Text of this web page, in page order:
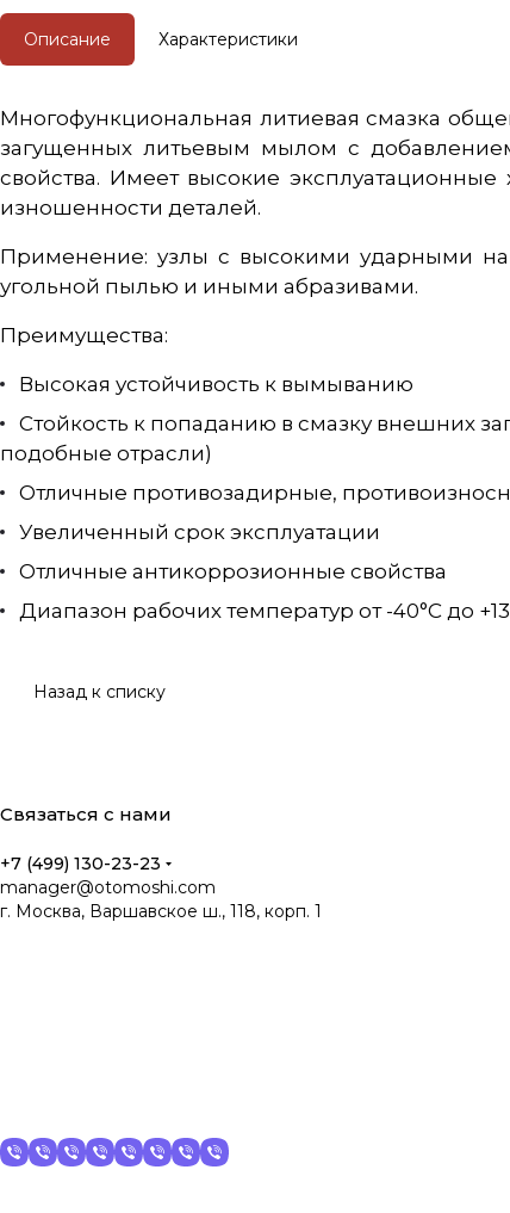
Описание Характеристики
Многофункциональная литиевая смазка
загущенных литьевым мылом с
свойства. Имеет высокие
изношенности деталей.
Применение: узлы с высокими ударными
угольной пылью и иными абразивами.
Преимущества:
Высокая устойчивость к вымыванию
Стойкость к попаданию в смазку внешних
подобные отрасли)
Отличные противозадирные,
Увеличенный срок эксплуатации
Отличные антикоррозионные свойства
Диапазон рабочих температур от -40°С до
Назад к списку
Связаться с нами
+7 (499) 130-23-23
manager@otomoshi.com
г. Москва, Варшавское ш., 118, корп. 1